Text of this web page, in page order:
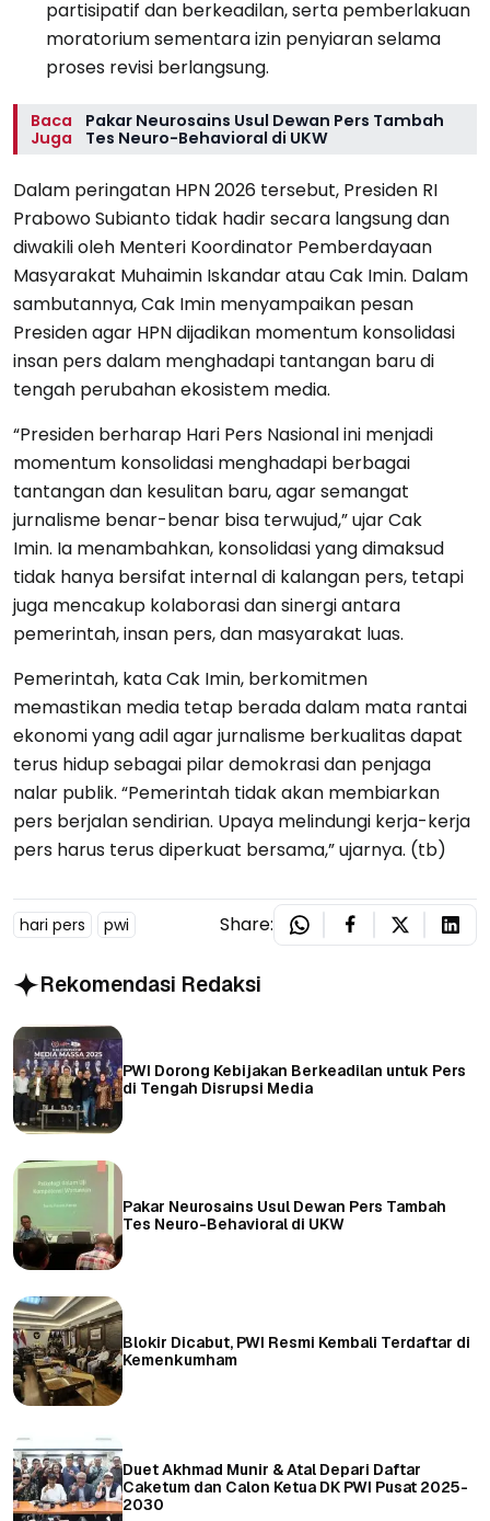
partisipatif dan berkeadilan, serta pemberlakuan
moratorium sementara izin penyiaran selama
proses revisi berlangsung.
Baca
Juga
Pakar Neurosains Usul Dewan Pers Tambah
Tes Neuro-Behavioral di UKW
Dalam peringatan HPN 2026 tersebut, Presiden RI
Prabowo Subianto tidak hadir secara langsung dan
diwakili oleh Menteri Koordinator Pemberdayaan
Masyarakat Muhaimin Iskandar atau Cak Imin. Dalam
sambutannya, Cak Imin menyampaikan pesan
Presiden agar HPN dijadikan momentum konsolidasi
insan pers dalam menghadapi tantangan baru di
tengah perubahan ekosistem media.
“Presiden berharap Hari Pers Nasional ini menjadi
momentum konsolidasi menghadapi berbagai
tantangan dan kesulitan baru, agar semangat
jurnalisme benar-benar bisa terwujud,” ujar Cak
Imin. Ia menambahkan, konsolidasi yang dimaksud
tidak hanya bersifat internal di kalangan pers, tetapi
juga mencakup kolaborasi dan sinergi antara
pemerintah, insan pers, dan masyarakat luas.
Pemerintah, kata Cak Imin, berkomitmen
memastikan media tetap berada dalam mata rantai
ekonomi yang adil agar jurnalisme berkualitas dapat
terus hidup sebagai pilar demokrasi dan penjaga
nalar publik. “Pemerintah tidak akan membiarkan
pers berjalan sendirian. Upaya melindungi kerja-kerja
pers harus terus diperkuat bersama,” ujarnya. (tb)
hari pers pwi Share:
Rekomendasi Redaksi
PWI Dorong Kebijakan Berkeadilan untuk Pers
di Tengah Disrupsi Media
Pakar Neurosains Usul Dewan Pers Tambah
Tes Neuro-Behavioral di UKW
Blokir Dicabut, PWI Resmi Kembali Terdaftar di
Kemenkumham
Duet Akhmad Munir & Atal Depari Daftar
Caketum dan Calon Ketua DK PWI Pusat 2025-
2030